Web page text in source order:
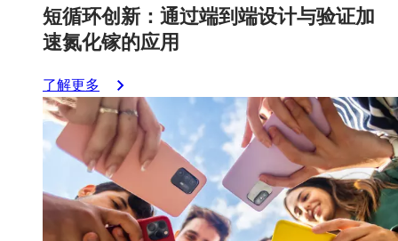
短循环创新：通过端到端设计与验证加
速氮化镓的应用
了解更多
短
循
环
创
新：
通
过